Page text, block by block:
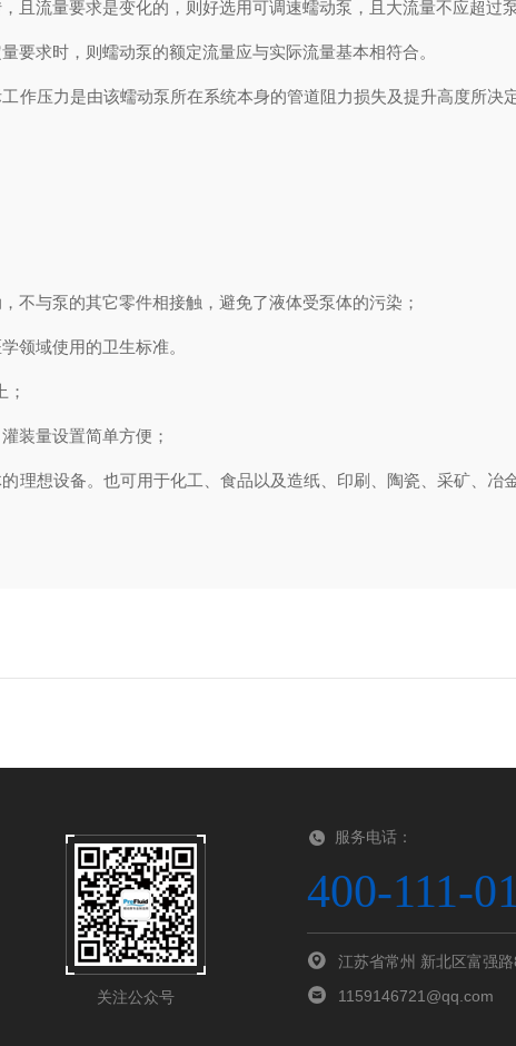
流量要求是变化的，则好选用可调速蠕动泵，且大流量不应超过泵
求时，则蠕动泵的额定流量应与实际流量基本相符合。
压力是由该蠕动泵所在系统本身的管道阻力损失及提升高度所决
与泵的其它零件相接触，避免了液体受泵体的污染；
域使用的卫生标准。
装量设置简单方便；
想设备。也可用于化工、食品以及造纸、印刷、陶瓷、采矿、冶
关注公众号
服务电话：
400-111-
江苏省常州 新北区富强
1159146721@qq.com